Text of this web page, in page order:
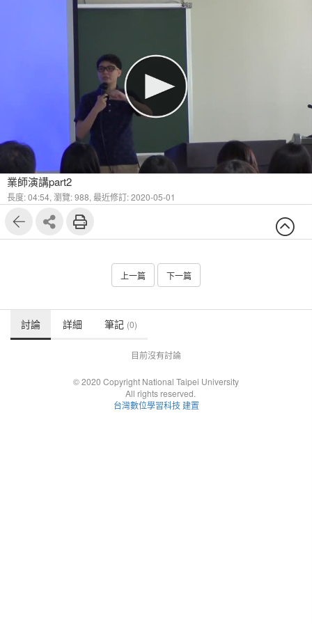
業師演講part2
長度: 04:54, 瀏覽: 988, 最近修訂: 2020-05-01
上一篇 下一篇
討論 詳細 筆記 (0)
目前沒有討論
© 2020 Copyright National Taipei University
All rights reserved.
台灣數位學習科技 建置